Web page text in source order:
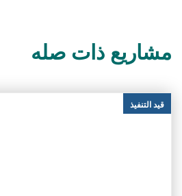
مشاريع ذات صله
قيد التنفيذ